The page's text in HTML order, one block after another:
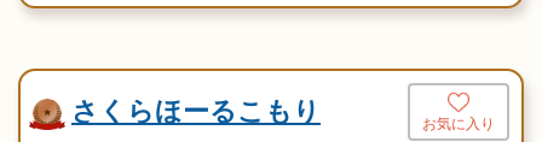
さくらほーるこもり お気に入り